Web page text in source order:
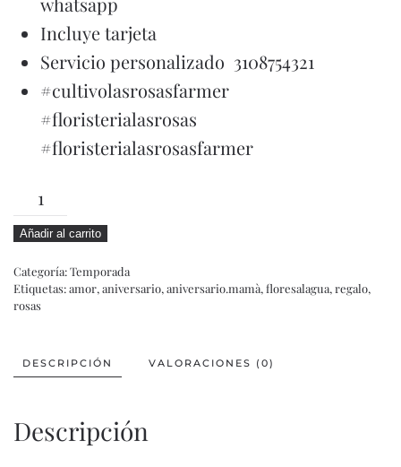
Incluye tarjeta
Servicio personalizado 3108754321
#cultivolasrosasfarmer
#floristerialasrosas
#floristerialasrosasfarmer
ISSA
cantidad
Añadir al carrito
Categoría:Temporada
Etiquetas:amor, aniversario, aniversario.mamà, floresalagua, regalo,
rosas
DESCRIPCIÓN VALORACIONES (0)
Descripción